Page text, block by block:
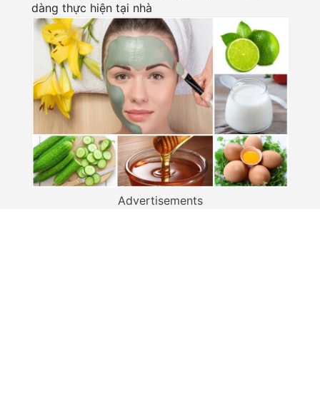
dàng thực hiện tại nhà
Advertisements